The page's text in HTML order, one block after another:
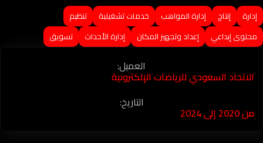
إدارة إنتاج إدارة المواهب خدمات تشغيلية
تنظيم
محتوى إبداعي
إعداد وتجهيز المكان إدارة الأحداث تسويق
العميل:
الاتحاد السعودي للرياضات الإلكترونية
التاريخ:
من 2020 إلى 2024